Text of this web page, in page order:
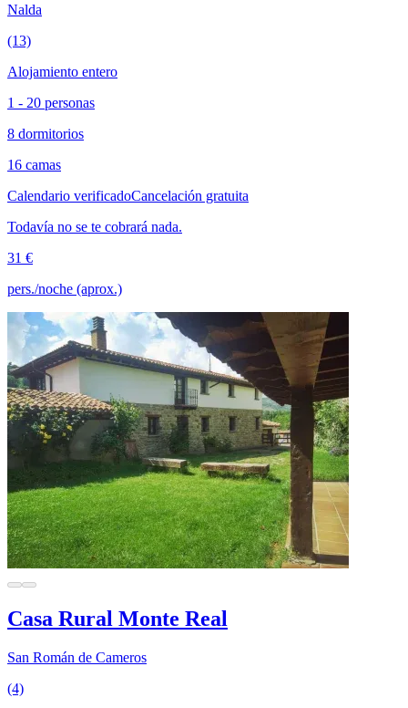
Nalda
(13)
Alojamiento entero
1 - 20 personas
8 dormitorios
16 camas
Calendario verificadoCancelación gratuita
Todavía no se te cobrará nada.
31 €
pers./noche (aprox.)
Casa Rural Monte Real
San Román de Cameros
(4)